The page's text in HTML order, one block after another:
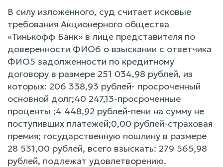
В силу изложенного, суд считает исковые
требования Акционерного общества
«Тинькофф Банк» в лице представителя по
доверенности ФИО6 о взыскании с ответчика
ФИО5 задолженности по кредитному
договору в размере 251 034,98 рублей, из
которых: 206 338,93 рублей- просроченный
основной долг;40 247,13-просроченные
проценты ;4 448,92 рублей-пени на сумму не
поступивших платежей;0,00 рублей-страховая
премия; государственную пошлину в размере
28 531,00 рублей, всего взыскать: 279 565,98
рублей, подлежат удовлетворению.